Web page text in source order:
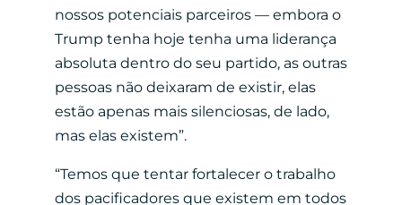
nossos potenciais parceiros — embora o
Trump tenha hoje tenha uma liderança
absoluta dentro do seu partido, as outras
pessoas não deixaram de existir, elas
estão apenas mais silenciosas, de lado,
mas elas existem”.
“Temos que tentar fortalecer o trabalho
dos pacificadores que existem em todos